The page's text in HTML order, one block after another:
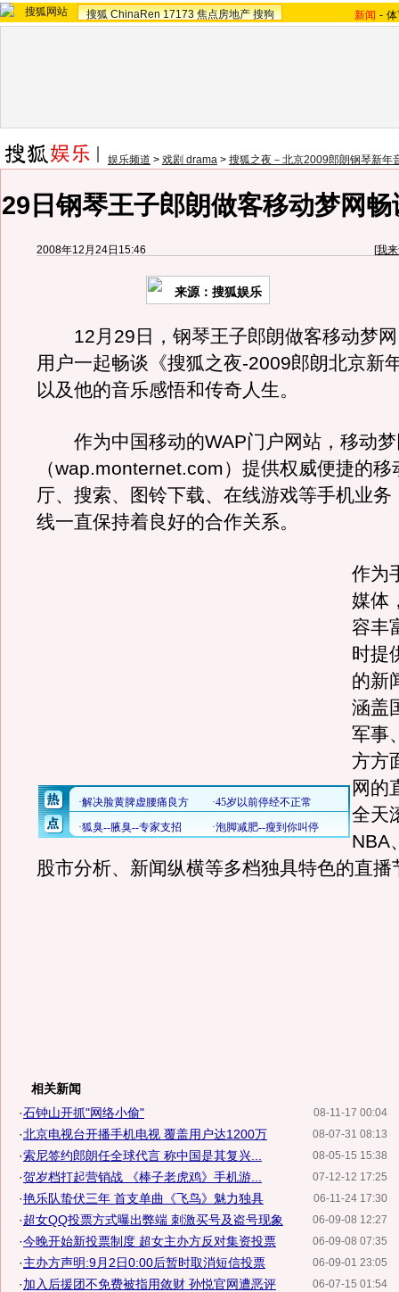
搜狐 ChinaRen 17173 焦点房地产 搜狗 新闻 -
娱乐频道 > 戏剧 drama > 搜狐之夜－北京2009郎朗钢琴新年
29日钢琴王子郎朗做客移动梦网
2008年12月24日15:46 [我
来源：搜狐娱乐
12月29日，钢琴王子郎朗做客移动梦网
用户一起畅谈《搜狐之夜-2009郎朗北京新
以及他的音乐感悟和传奇人生。
作为中国移动的WAP门户网站，移动梦
（wap.monternet.com）提供权威便捷的移
厅、搜索、图铃下载、在线游戏等手机业务
线一直保持着良好的合作关系。
作为
媒体
容丰
时提
的新
涵盖
军事
方方
网的
全天
NBA
股市分析、新闻纵横等多档独具特色的直播
相关新闻
08-11-17 00:04
·石钟山开抓"网络小偷"
08-07-31 08:13
·北京电视台开播手机电视 覆盖用户达1200万
08-05-15 15:38
·索尼签约郎朗任全球代言 称中国是其复兴...
07-12-12 17:25
·贺岁档打起营销战 《棒子老虎鸡》手机游...
06-11-24 17:30
·艳乐队蛰伏三年 首支单曲《飞鸟》魅力独具
06-09-08 12:27
·超女QQ投票方式曝出弊端 刺激买号及盗号现象
06-09-08 07:35
·今晚开始新投票制度 超女主办方反对集资投票
06-09-01 23:05
·主办方声明:9月2日0:00后暂时取消短信投票
06-07-15 01:54
·加入后援团不免费被指用敛财 孙悦官网遭恶评